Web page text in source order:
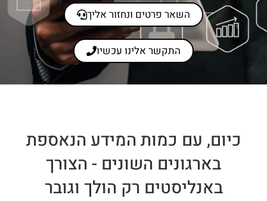
השאר פרטים ונחזור אליך
התקשר אלינו עכשיו
כיום, עם כמות המידע הנאספת
בארגונים השונים - הצורך
באנליסטים רק הולך וגובר